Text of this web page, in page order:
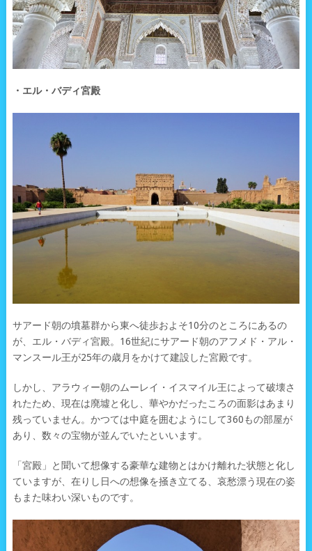
・エル・バディ宮殿
サアード朝の墳墓群から東へ徒歩およそ10分のところにあるの
が、エル・バディ宮殿。16世紀にサアード朝のアフメド・アル・
マンスール王が25年の歳月をかけて建設した宮殿です。
しかし、アラウィー朝のムーレイ・イスマイル王によって破壊さ
れたため、現在は廃墟と化し、華やかだったころの面影はあまり
残っていません。かつては中庭を囲むようにして360もの部屋が
あり、数々の宝物が並んでいたといいます。
「宮殿」と聞いて想像する豪華な建物とはかけ離れた状態と化し
ていますが、在りし日への想像を掻き立てる、哀愁漂う現在の姿
もまた味わい深いものです。